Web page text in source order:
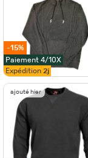
-15%
Paiement 4/10X
Expédition 2j
ajouté hier